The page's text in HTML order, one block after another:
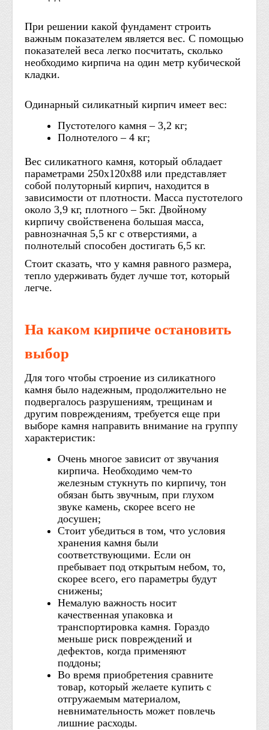
При решении какой фундамент строить
важным показателем является вес. С помощью
показателей веса легко посчитать, сколько
необходимо кирпича на один метр кубической
кладки.
Одинарный силикатный кирпич имеет вес:
Пустотелого камня – 3,2 кг;
Полнотелого – 4 кг;
Вес силикатного камня, который обладает
параметрами 250х120х88 или представляет
собой полуторный кирпич, находится в
зависимости от плотности. Масса пустотелого
около 3,9 кг, плотного – 5кг. Двойному
кирпичу свойственена большая масса,
равнозначная 5,5 кг с отверстиями, а
полнотелый способен достигать 6,5 кг.
Стоит сказать, что у камня равного размера,
тепло удерживать будет лучше тот, который
легче.
На каком кирпиче остановить
выбор
Для того чтобы строение из силикатного
камня было надежным, продолжительно не
подвергалось разрушениям, трещинам и
другим повреждениям, требуется еще при
выборе камня направить внимание на группу
характеристик:
Очень многое зависит от звучания
кирпича. Необходимо чем-то
железным стукнуть по кирпичу, тон
обязан быть звучным, при глухом
звуке камень, скорее всего не
досушен;
Стоит убедиться в том, что условия
хранения камня были
соответствующими. Если он
пребывает под открытым небом, то,
скорее всего, его параметры будут
снижены;
Немалую важность носит
качественная упаковка и
транспортировка камня. Гораздо
меньше риск повреждений и
дефектов, когда применяют
поддоны;
Во время приобретения сравните
товар, который желаете купить с
отгружаемым материалом,
невнимательность может повлечь
лишние расходы.